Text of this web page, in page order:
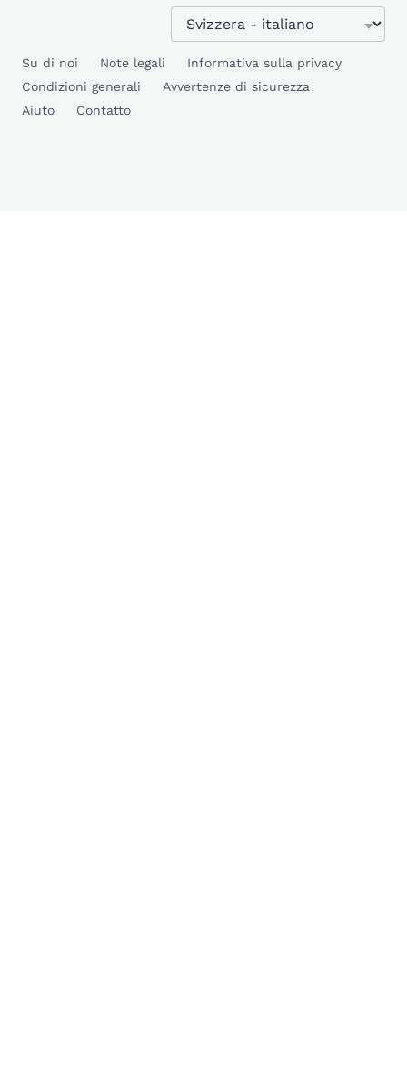
Su di noi Note legali
Informativa sulla privacy
Condizioni generali
Avvertenze di sicurezza
Aiuto
Contatto